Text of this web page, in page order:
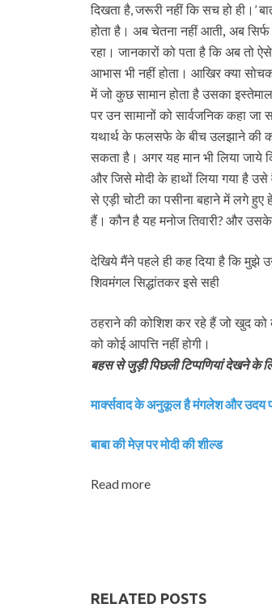
दिखता है,जरूरी नहीं कि सच हो ही। ’
होता है। अब चेतना नहीं आती, अब
रहा। जानकारों को पता है कि अब तो
आभास भी नहीं होता। आखिर क्या
में जो कुछ सामान होता है उसका
पर उन सामानों को सार्वजनिक कहा
यथार्थ के फलसफे के बीच उलझाने की
सकता है। अगर यह मान भी लिया जाये
और जिसे मोदी के हाथों लिया गया है
से एड़ी चोटी का पसीना बहाने में लगे
हैं। कौन है यह मनोज तिवारी? और उसके
देखिये मैंने पहले ही कह दिया है कि मुझे
शिवमंगल सिद्धांतकर इसे सही
ठहराने की कोशिश कर रहे हैं जो खुद
को कोई आपत्ति नहीं होगी।
बहस से जुड़ी पिछली टिप्‍पणियां देखने के
मार्क्‍सवाद के अनुकूल है मंगलेश और उदय
बाबा की मेज़ पर मोदी की शील्‍ड
Read more
RELATED POSTS